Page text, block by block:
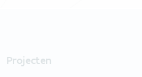
Projecten